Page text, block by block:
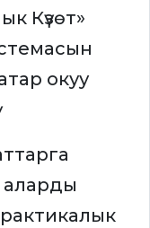
Күзөт»
окуу
аларды